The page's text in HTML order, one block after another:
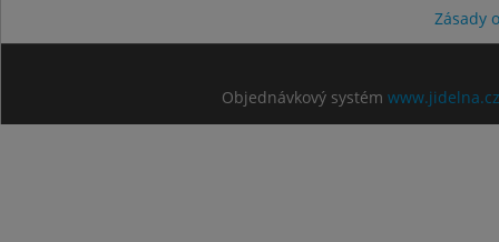
Zásady
Objednávkový systém www.jidelna.cz